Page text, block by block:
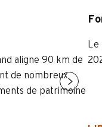
aligne 90 km de
de nombreux
de patrimoine